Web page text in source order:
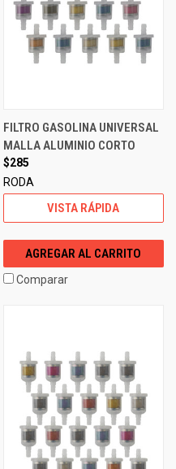
FILTRO GASOLINA UNIVERSAL
MALLA ALUMINIO CORTO
$285
RODA
VISTA RÁPIDA
AGREGAR AL CARRITO
Comparar